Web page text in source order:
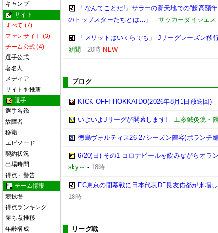
キャンプ
サイト
すべて (7)
ファンサイト (3)
チーム公式 (4)
選手公式
著名人
メディア
サイトを推薦
選手
選手名鑑
故障者
移籍
エピソード
契約状況
出場時間
得点・警告
チーム情報
競技場
得点ランキング
勝ち点推移
年齢構成
「なんてことだ!」サラーの新天地での“超高額
のトップスターたちとは…」
-サッカーダイジェ
「メリットはいくらでも」 Jリーグシーズン移
新聞 -20時 NEW
ブログ
KICK OFF! HOKKAIDO(2026年8月1日放送回)-
いよいよJリーグが開幕します! -工藤鍼灸院・
徳島ヴォルティス26-27シーズン陣容(ボランチ
6/20(日) その1 コロナビールを飲みながらオラ
sky～ - 18時
FC東京の開幕戦に日本代表DF長友佑都が来場
18時
リーグ戦